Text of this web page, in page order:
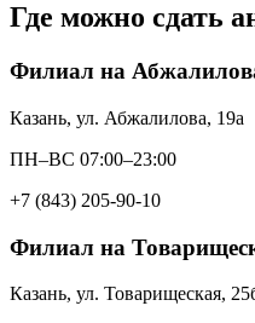
Где можно сдать
Филиал на
Казань, ул. Абжалилова, 19а
ПН–ВС 07:00–23:00
+7 (843) 205-90-10
Филиал на
Казань, ул. Товарищеская,